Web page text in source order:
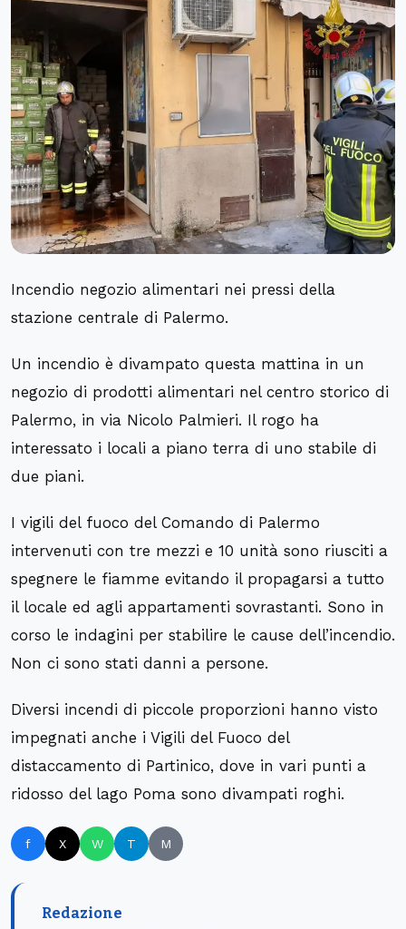
Incendio negozio alimentari nei pressi della
stazione centrale di Palermo.
Un incendio è divampato questa mattina in un
negozio di prodotti alimentari nel centro storico di
Palermo, in via Nicolo Palmieri. Il rogo ha
interessato i locali a piano terra di uno stabile di
due piani.
I vigili del fuoco del Comando di Palermo
intervenuti con tre mezzi e 10 unità sono riusciti a
spegnere le fiamme evitando il propagarsi a tutto
il locale ed agli appartamenti sovrastanti. Sono in
corso le indagini per stabilire le cause dell’incendio.
Non ci sono stati danni a persone.
Diversi incendi di piccole proporzioni hanno visto
impegnati anche i Vigili del Fuoco del
distaccamento di Partinico, dove in vari punti a
ridosso del lago Poma sono divampati roghi.
f X W T M
Redazione